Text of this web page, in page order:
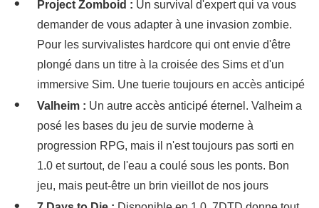
Project Zomboid : Un survival d'expert qui va vous
demander de vous adapter à une invasion zombie.
Pour les survivalistes hardcore qui ont envie d'être
plongé dans un titre à la croisée des Sims et d'un
immersive Sim. Une tuerie toujours en accès anticipé
Valheim : Un autre accès anticipé éternel. Valheim a
posé les bases du jeu de survie moderne à
progression RPG, mais il n'est toujours pas sorti en
1.0 et surtout, de l'eau a coulé sous les ponts. Bon
jeu, mais peut-être un brin vieillot de nos jours